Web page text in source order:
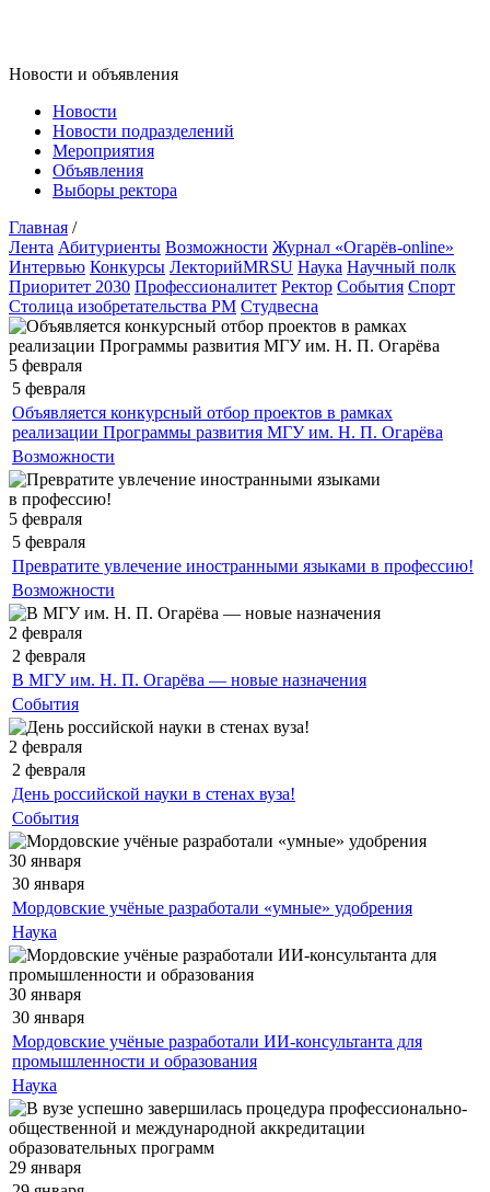
Новости и объявления
Новости
Новости подразделений
Мероприятия
Объявления
Выборы ректора
Главная /
Лента Абитуриенты Возможности Журнал «Огарёв-online»
Интервью Конкурсы ЛекторийMRSU Наука Научный полк
Приоритет 2030 Профессионалитет Ректор События Спорт
Столица изобретательства РМ Студвесна
5 февраля
5 февраля
Объявляется конкурсный отбор проектов в рамках
реализации Программы развития МГУ им. Н. П. Огарёва
Возможности
5 февраля
5 февраля
Превратите увлечение иностранными языками в профессию!
Возможности
2 февраля
2 февраля
В МГУ им. Н. П. Огарёва — новые назначения
События
2 февраля
2 февраля
День российской науки в стенах вуза!
События
30 января
30 января
Мордовские учёные разработали «умные» удобрения
Наука
30 января
30 января
Мордовские учёные разработали ИИ-консультанта для
промышленности и образования
Наука
29 января